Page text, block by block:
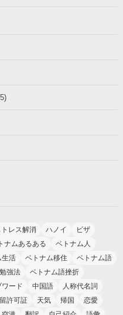
トレス解消 ハノイ
ビザ
ナムあるある
ベトナム人
生活 ベトナム移住
ベトナム語
強法
ベトナム語挫折
ード 中国語
人称代名詞
許可証 天気 帰国
恋愛